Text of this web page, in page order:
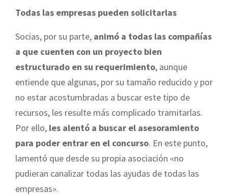
Todas las empresas pueden solicitarlas
Socias, por su parte, animó a todas las compañías
a que cuenten con un proyecto bien
estructurado en su requerimiento, aunque
entiende que algunas, por su tamaño reducido y por
no estar acostumbradas a buscar este tipo de
recursos, les resulte más complicado tramitarlas.
Por ello, les alentó a buscar el asesoramiento
para poder entrar en el concurso. En este punto,
lamentó que desde su propia asociación «no
pudieran canalizar todas las ayudas de todas las
empresas».